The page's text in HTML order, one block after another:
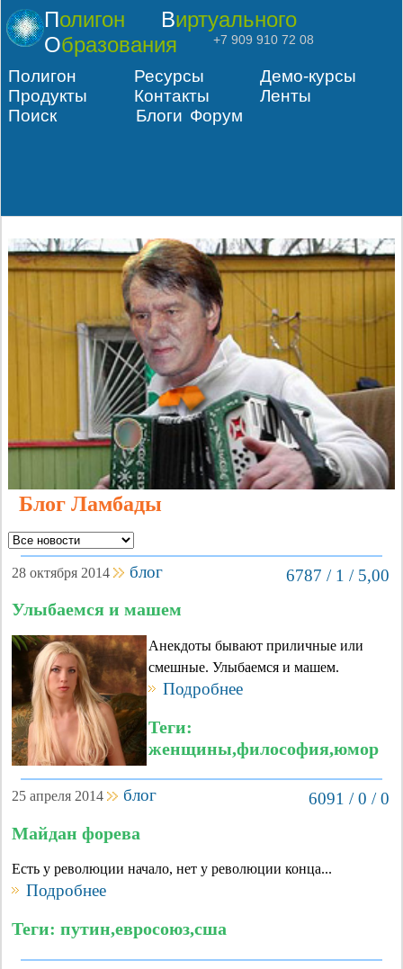
Полигон
Виртуального
Образования
+7 909 910 72 08
Полигон Ресурсы
Демо-курсы
Продукты
Контакты
Ленты
Поиск
Блоги Форум
Блог Ламбады
28 октября 2014 блог 6787 / 1 / 5,00
Улыбаемся и машем
Анекдоты бывают приличные или
смешные. Улыбаемся и машем.
Подробнее
Теги:
женщины,философия,юмор
25 апреля 2014 блог 6091 / 0 / 0
Майдан форева
Есть у революции начало, нет у революции конца...
Подробнее
Теги: путин,евросоюз,сша